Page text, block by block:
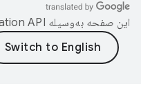
این صفحه به‌وسیله